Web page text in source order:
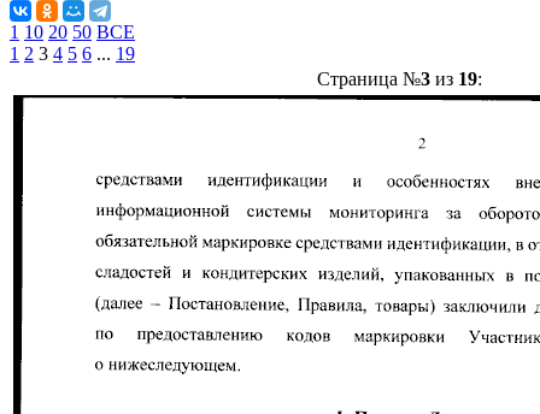
1 10 20 50 ВСЕ
1 2 3 4 5 6 ... 19
Страница №3из 19: